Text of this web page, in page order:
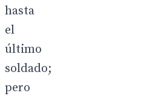
hasta
el
último
soldado;
pero